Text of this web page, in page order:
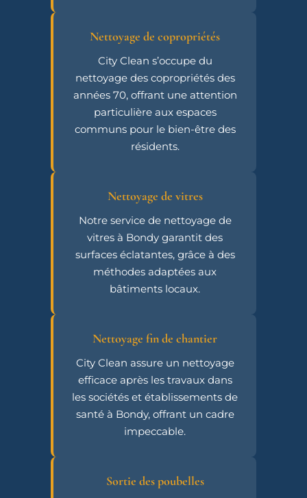
Nettoyage de copropriétés
City Clean s’occupe du
nettoyage des copropriétés des
années 70, offrant une attention
particulière aux espaces
communs pour le bien-être des
résidents.
Nettoyage de vitres
Notre service de nettoyage de
vitres à Bondy garantit des
surfaces éclatantes, grâce à des
méthodes adaptées aux
bâtiments locaux.
Nettoyage fin de chantier
City Clean assure un nettoyage
efficace après les travaux dans
les sociétés et établissements de
santé à Bondy, offrant un cadre
impeccable.
Sortie des poubelles